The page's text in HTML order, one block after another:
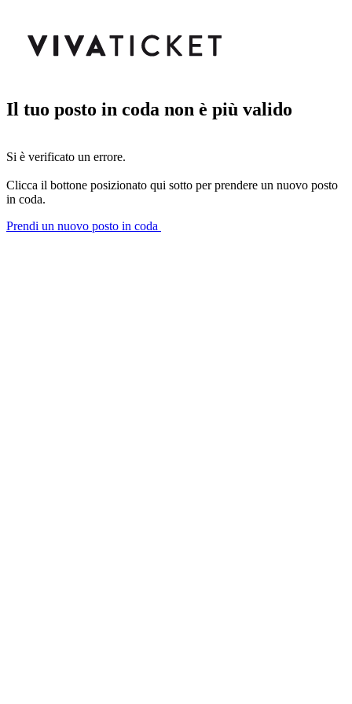
Il tuo posto in coda non è più valido
Si è verificato un errore.
Clicca il bottone posizionato qui sotto per prendere un nuovo posto
in coda.
Prendi un nuovo posto in coda